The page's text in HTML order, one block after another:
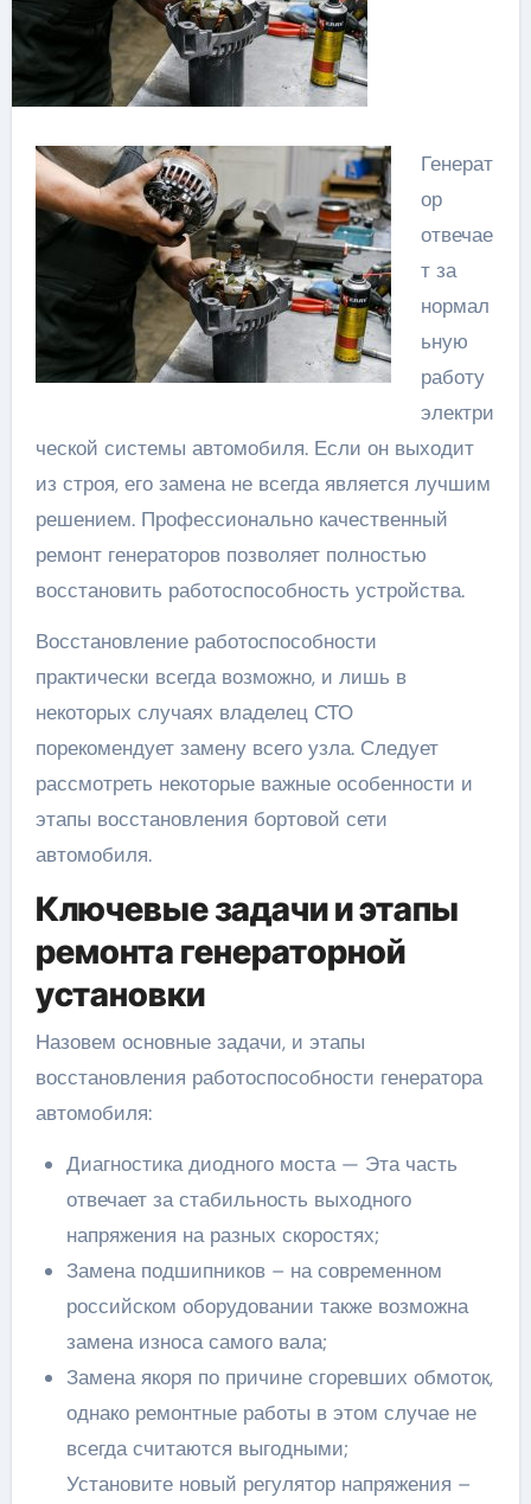
Генерат
ор
отвечае
т за
нормал
ьную
работу
электри
ческой системы автомобиля. Если он выходит
из строя, его замена не всегда является лучшим
решением. Профессионально качественный
ремонт генераторов позволяет полностью
восстановить работоспособность устройства.
Восстановление работоспособности
практически всегда возможно, и лишь в
некоторых случаях владелец СТО
порекомендует замену всего узла. Следует
рассмотреть некоторые важные особенности и
этапы восстановления бортовой сети
автомобиля.
Ключевые задачи и этапы
ремонта генераторной
установки
Назовем основные задачи, и этапы
восстановления работоспособности генератора
автомобиля:
Диагностика диодного моста — Эта часть
отвечает за стабильность выходного
напряжения на разных скоростях;
Замена подшипников – на современном
российском оборудовании также возможна
замена износа самого вала;
Замена якоря по причине сгоревших обмоток,
однако ремонтные работы в этом случае не
всегда считаются выгодными;
Установите новый регулятор напряжения –